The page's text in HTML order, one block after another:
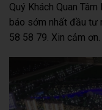
Quý Khách Quan
báo sớm nhất đầu tư
58 58 79. Xin cảm ơn.